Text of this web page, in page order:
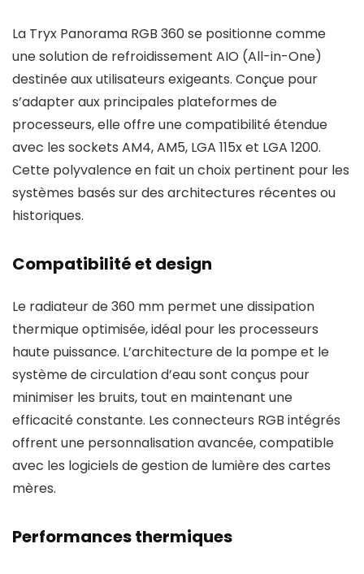
La Tryx Panorama RGB 360 se positionne comme
une solution de refroidissement AIO (All-in-One)
destinée aux utilisateurs exigeants. Conçue pour
s’adapter aux principales plateformes de
processeurs, elle offre une compatibilité étendue
avec les sockets AM4, AM5, LGA 115x et LGA 1200.
Cette polyvalence en fait un choix pertinent pour les
systèmes basés sur des architectures récentes ou
historiques.
Compatibilité et design
Le radiateur de 360 mm permet une dissipation
thermique optimisée, idéal pour les processeurs
haute puissance. L’architecture de la pompe et le
système de circulation d’eau sont conçus pour
minimiser les bruits, tout en maintenant une
efficacité constante. Les connecteurs RGB intégrés
offrent une personnalisation avancée, compatible
avec les logiciels de gestion de lumière des cartes
mères.
Performances thermiques